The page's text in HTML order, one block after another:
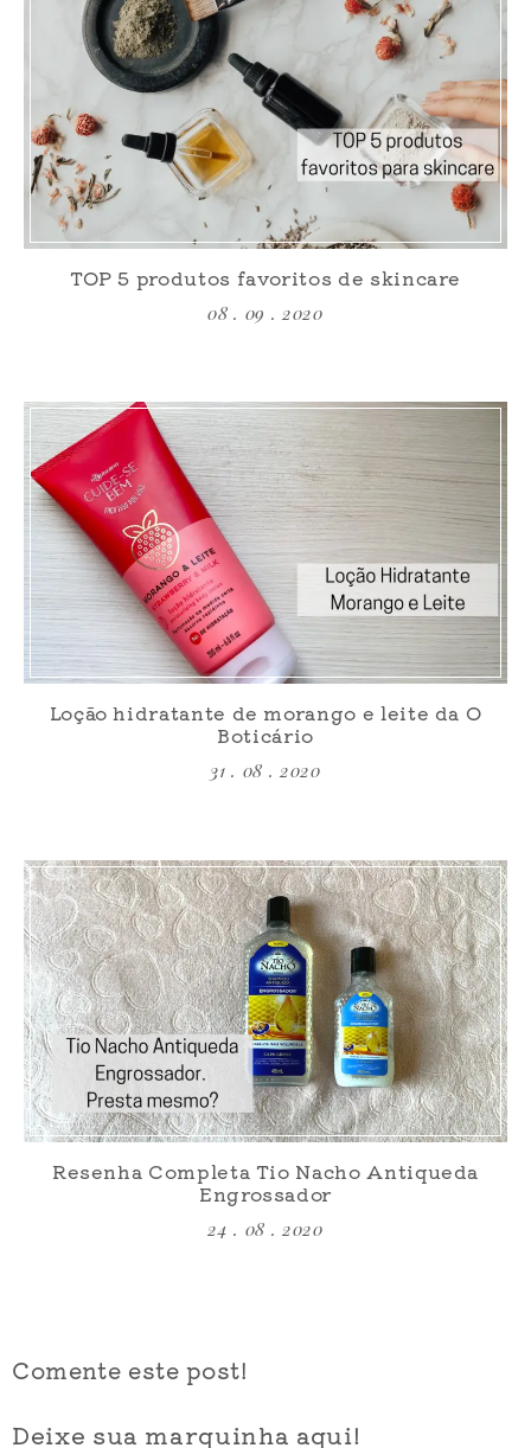
TOP 5 produtos favoritos de skincare
08 . 09 . 2020
Loção hidratante de morango e leite da O
Boticário
31 . 08 . 2020
Resenha Completa Tio Nacho Antiqueda
Engrossador
24 . 08 . 2020
Comente este post!
Deixe sua marquinha aqui!